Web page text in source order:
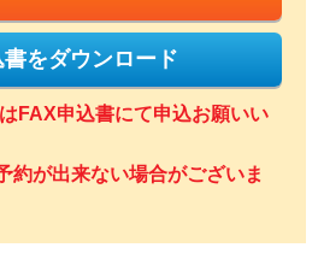
をダウンロード
FAX申込書にて申込お願いい
約が出来ない場合がございま